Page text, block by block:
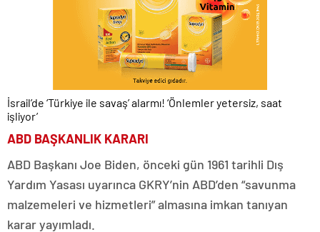
İsrail’de ‘Türkiye ile savaş’ alarmı! ‘Önlemler yetersiz, saat
işliyor’
ABD BAŞKANLIK KARARI
ABD Başkanı Joe Biden, önceki gün 1961 tarihli Dış
Yardım Yasası uyarınca GKRY’nin ABD’den “savunma
malzemeleri ve hizmetleri” almasına imkan tanıyan
karar yayımladı.